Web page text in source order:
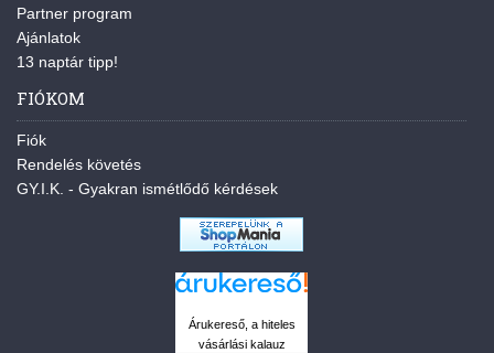
Partner program
Ajánlatok
13 naptár tipp!
FIÓKOM
Fiók
Rendelés követés
GY.I.K. - Gyakran ismétlődő kérdések
Árukereső, a hiteles
vásárlási kalauz